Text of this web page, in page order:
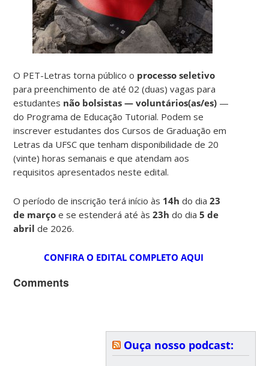
O PET-Letras torna público o processo seletivo
para preenchimento de até 02 (duas) vagas para
estudantes não bolsistas — voluntários(as/es) —
do Programa de Educação Tutorial. Podem se
inscrever estudantes dos Cursos de Graduação em
Letras da UFSC que tenham disponibilidade de 20
(vinte) horas semanais e que atendam aos
requisitos apresentados neste edital.
O período de inscrição terá início às 14h do dia23
de março e se estenderá até às 23h do dia5 de
abril de 2026.
CONFIRA O EDITAL COMPLETO AQUI
Comments
Ouça nosso podcast: